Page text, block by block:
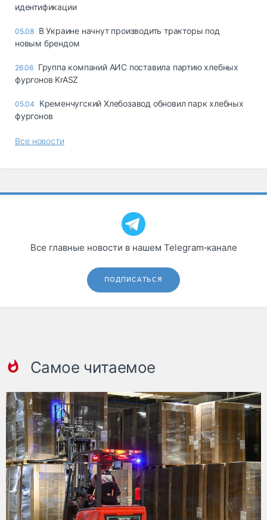
идентификации
05.08 В Украине начнут производить тракторы под
новым брендом
26.06 Группа компаний АИС поставила партию хлебных
фургонов KrASZ
05.04
Кременчугский Хлебозавод обновил парк хлебных
фургонов
Все новости
Все главные новости в нашем Telegram‑канале
ПОДПИСАТЬСЯ
Самое читаемое